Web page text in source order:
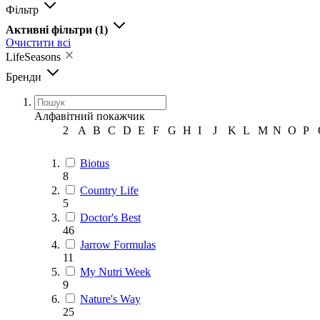
Фільтр
Активні фільтри (1)
Очистити всі
LifeSeasons
Бренди
Алфавітний покажчик
2
A B C D E F G H I J K L M N O P
Biotus
8
Country Life
5
Doctor's Best
46
Jarrow Formulas
11
My Nutri Week
9
Nature's Way
25